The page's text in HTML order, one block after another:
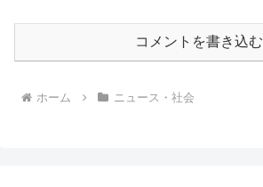
コメントを書き込む
ホーム ニュース・社会